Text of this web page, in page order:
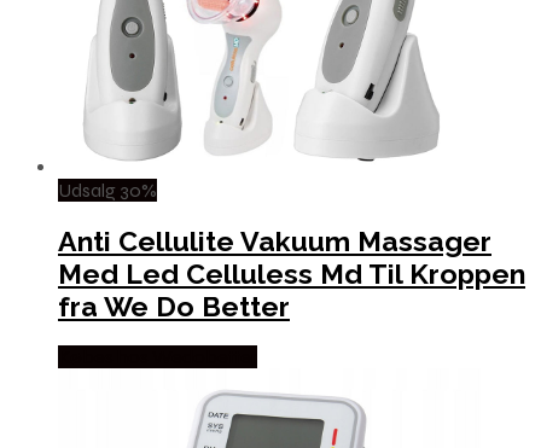
Udsalg 30%
Anti Cellulite Vakuum Massager
Med Led Celluless Md Til Kroppen
fra We Do Better